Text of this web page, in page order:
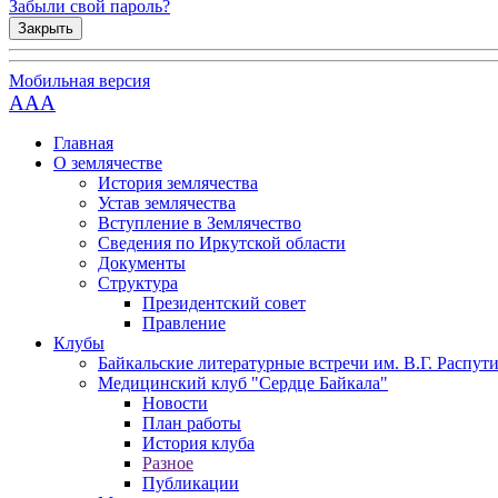
Забыли свой пароль?
Закрыть
Мобильная версия
AAA
Главная
О землячестве
История землячества
Устав землячества
Вступление в Землячество
Сведения по Иркутской области
Документы
Структура
Президентский совет
Правление
Клубы
Байкальские литературные встречи им. В.Г.
Медицинский клуб "Сердце Байкала"
Новости
План работы
История клуба
Разное
Публикации